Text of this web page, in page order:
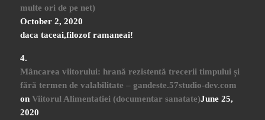
multe ori de pe net)
October 2, 2020
daca taceai,filozof ramaneai!
Mâncarea viitorului: hrană rezistentă trecerii timpului și
fără termen de valabilitate – gandeste.57studio-dev.com
onViitorul Alimentatiei (documentar sanatate)June 25,
2020